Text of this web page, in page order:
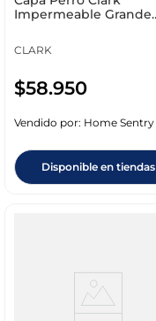
Impermeable Grande
CLARK
$58.950
Vendido por: Home Sentry
Disponible en tiendas